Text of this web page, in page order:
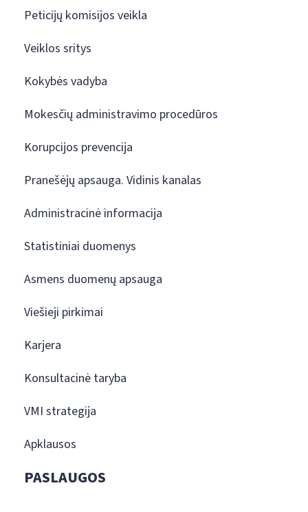
Peticijų komisijos veikla
Veiklos sritys
Kokybės vadyba
Mokesčių administravimo procedūros
Korupcijos prevencija
Pranešėjų apsauga. Vidinis kanalas
Administracinė informacija
Statistiniai duomenys
Asmens duomenų apsauga
Viešieji pirkimai
Karjera
Konsultacinė taryba
VMI strategija
Apklausos
PASLAUGOS